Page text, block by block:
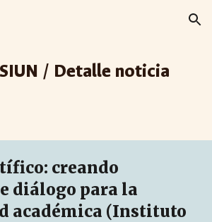
Skip to navigation
/ Detalle noticia
creando
diálogo para la
académica (Instituto